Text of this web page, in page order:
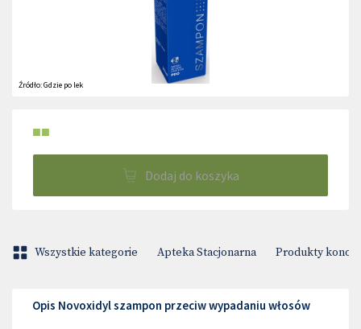
Źródło:Gdzie po lek
■■
Dodaj do koszyka
Wszystkie kategorie Apteka Stacjonarna Produkty
Opis Novoxidyl szampon przeciw wypadaniu włosów